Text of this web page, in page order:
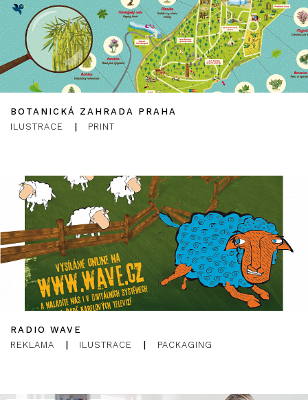
BOTANICKÁ ZAHRADA PRAHA
ILUSTRACE
PRINT
RADIO WAVE
REKLAMA
| ILUSTRACE | PACKAGING